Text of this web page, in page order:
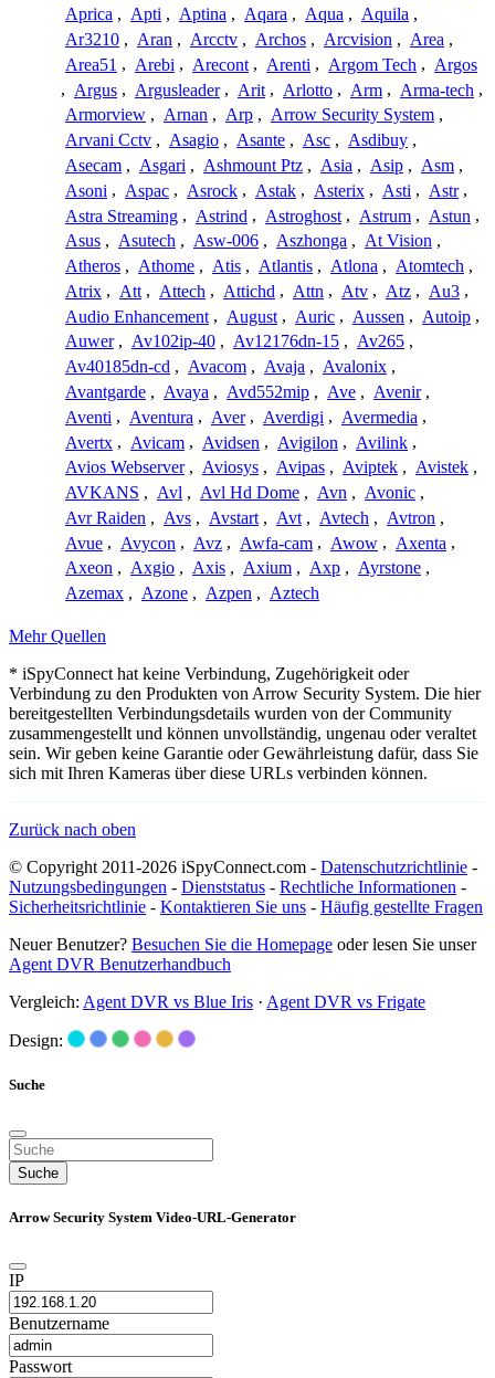
Aprica , Apti , Aptina , Aqara , Aqua , Aquila ,
Ar3210 , Aran , Arcctv , Archos , Arcvision , Area ,
Area51 , Arebi , Arecont , Arenti , Argom Tech , Argos
, Argus , Argusleader , Arit , Arlotto , Arm , Arma-tech ,
Armorview , Arnan , Arp , Arrow Security System ,
Arvani Cctv , Asagio , Asante , Asc , Asdibuy ,
Asecam , Asgari , Ashmount Ptz , Asia , Asip , Asm ,
Asoni , Aspac , Asrock , Astak , Asterix , Asti , Astr ,
Astra Streaming , Astrind , Astroghost , Astrum , Astun ,
Asus , Asutech , Asw-006 , Aszhonga , At Vision ,
Atheros , Athome , Atis , Atlantis , Atlona , Atomtech ,
Atrix , Att , Attech , Attichd , Attn , Atv , Atz , Au3 ,
Audio Enhancement , August , Auric , Aussen , Autoip ,
Auwer , Av102ip-40 , Av12176dn-15 , Av265 ,
Av40185dn-cd , Avacom , Avaja , Avalonix ,
Avantgarde , Avaya , Avd552mip , Ave , Avenir ,
Aventi , Aventura , Aver , Averdigi , Avermedia ,
Avertx , Avicam , Avidsen , Avigilon , Avilink ,
Avios Webserver , Aviosys , Avipas , Aviptek , Avistek ,
AVKANS , Avl , Avl Hd Dome , Avn , Avonic ,
Avr Raiden , Avs , Avstart , Avt , Avtech , Avtron ,
Avue , Avycon , Avz , Awfa-cam , Awow , Axenta ,
Axeon , Axgio , Axis , Axium , Axp , Ayrstone ,
Azemax , Azone , Azpen , Aztech
Mehr Quellen
* iSpyConnect hat keine Verbindung, Zugehörigkeit oder
Verbindung zu den Produkten von Arrow Security System. Die hier
bereitgestellten Verbindungsdetails wurden von der Community
zusammengestellt und können unvollständig, ungenau oder veraltet
sein. Wir geben keine Garantie oder Gewährleistung dafür, dass Sie
sich mit Ihren Kameras über diese URLs verbinden können.
Zurück nach oben
© Copyright 2011-2026 iSpyConnect.com - Datenschutzrichtlinie -
Nutzungsbedingungen - Dienststatus - Rechtliche Informationen -
Sicherheitsrichtlinie - Kontaktieren Sie uns - Häufig gestellte Fragen
Neuer Benutzer? Besuchen Sie die Homepage oder lesen Sie unser
Agent DVR Benutzerhandbuch
Vergleich: Agent DVR vs Blue Iris · Agent DVR vs Frigate
Design:
Suche
Suche
Arrow Security System Video-URL-Generator
IP
Benutzername
Passwort